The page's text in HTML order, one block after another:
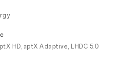
HD, aptX Adaptive, LHDC 5.0